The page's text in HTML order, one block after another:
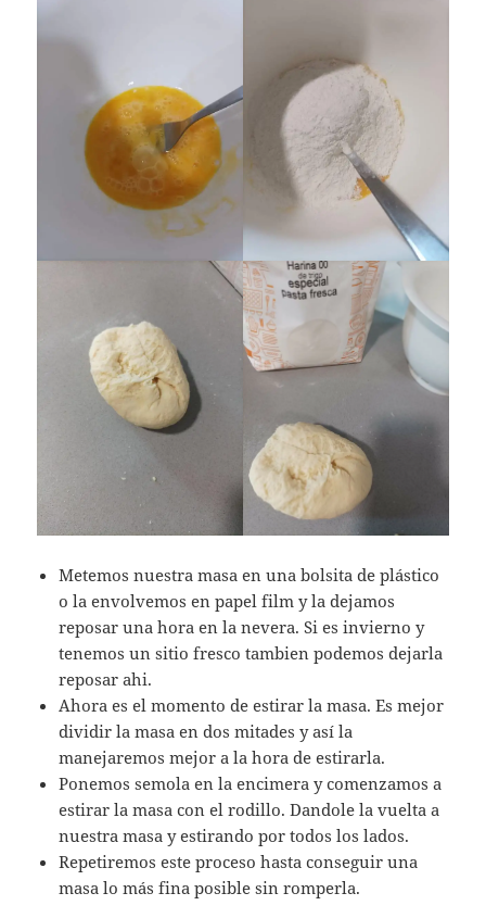
Metemos nuestra masa en una bolsita de plástico
o la envolvemos en papel film y la dejamos
reposar una hora en la nevera. Si es invierno y
tenemos un sitio fresco tambien podemos dejarla
reposar ahi.
Ahora es el momento de estirar la masa. Es mejor
dividir la masa en dos mitades y así la
manejaremos mejor a la hora de estirarla.
Ponemos semola en la encimera y comenzamos a
estirar la masa con el rodillo. Dandole la vuelta a
nuestra masa y estirando por todos los lados.
Repetiremos este proceso hasta conseguir una
masa lo más fina posible sin romperla.